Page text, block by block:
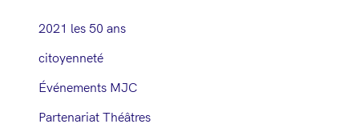
2021 les 50 ans
citoyenneté
Événements MJC
Partenariat Théâtres